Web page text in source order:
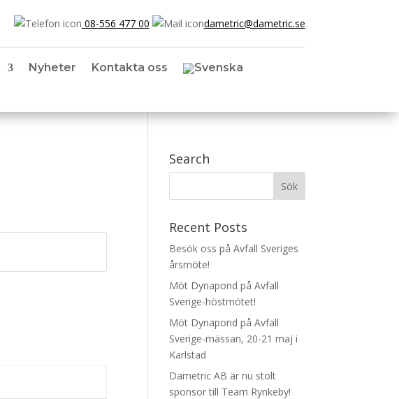
08-556 477 00 dametric@dametric.se
Nyheter Kontakta oss
Search
Recent Posts
Besök oss på Avfall Sveriges
årsmöte!
Möt Dynapond på Avfall
Sverige-höstmötet!
Möt Dynapond på Avfall
Sverige-mässan, 20-21 maj i
Karlstad
Dametric AB är nu stolt
sponsor till Team Rynkeby!